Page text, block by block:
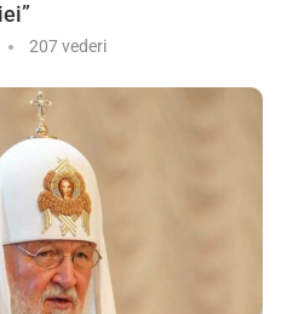
207vederi